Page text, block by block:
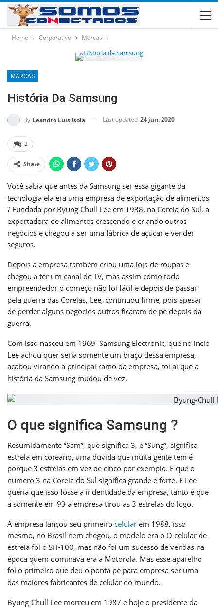
Home Corporativo Marcas
MARCAS
História Da Samsung
By Leandro Luis Isola Last updated 24 jun, 2020
1
Share
Você sabia que antes da Samsung ser essa gigante da
tecnologia ela era uma empresa de exportação de alimentos
? Fundada por Byung Chull Lee em 1938, na Coreia do Sul, a
exportadora de alimentos crescendo e criando outros
negócios e chegou a ser uma fábrica de açúcar e vender
seguros.
Depois a empresa também criou uma loja de roupas e
chegou a ter um canal de TV, mas assim como todo
empreendedor o começo não foi fácil e depois de passar
pela guerra das Coreias, Lee, continuou firme, pois apesar
de perder alguns negócios outros ficaram de pé depois da
guerra.
Com isso nasceu em 1969 Samsung Electronic, que no incio
Lee achou quer seria somente um braço dessa empresa,
acabou virando a principal ramo da empresa, foi ai que a
história da Samsung mudou de vez.
O que significa Samsung ?
Resumidamente “Sam”, que significa 3, e “Sung”, significa
estrela em coreano, uma duvida que muita gente tem é
porque 3 estrelas em vez de cinco por exemplo. É que o
numero 3 na Coreia do Sul significa grande e forte. E Lee
queria que isso fosse a indentidade da empresa, tanto é que
a somente em 93 a empresa tirou as 3 estrelas do logo.
A empresa lançou seu primeiro celular em 1988, isso
mesmo, no Brasil nem chegou, o modelo era o O celular de
estreia foi o SH-100, mas não foi um sucesso de vendas na
época quem dominava era a Motorola. Mas esse aparelho
foi o primeiro que deu o ponta pé para empresa ser uma
das maiores fabricantes de celular do mundo.
Byung-Chull Lee morreu em 1987 e hoje o presidente da